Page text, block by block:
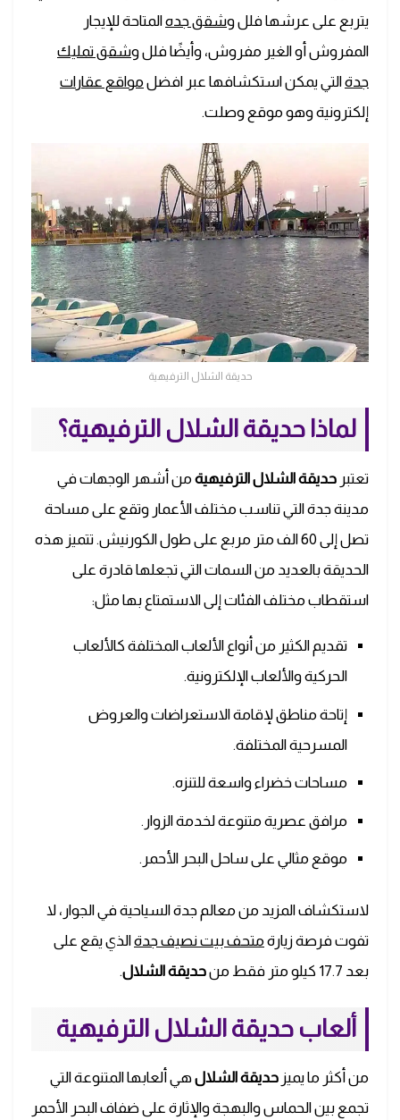
يتربع على عرشها فلل وشقق جدهالمتاحة للإيجار
المفروش أو الغير مفروش، وأيضًا فلل وشقق تمليك
جدةالتي يمكن استكشافها عبر افضل مواقع عقارات
إلكترونية وهو موقع وصلت.
حديقة الشلال الترفيهية
لماذا حديقة الشلال الترفيهية؟
تعتبر حديقة الشلال الترفيهية من أشهر الوجهات في
مدينة جدة التي تناسب مختلف الأعمار وتقع على مساحة
تصل إلى 60 الف متر مربع على طول الكورنيش. تتميز هذه
الحديقة بالعديد من السمات التي تجعلها قادرة على
استقطاب مختلف الفئات إلى الاستمتاع بها مثل:
تقديم الكثير من أنواع الألعاب المختلفة كالألعاب
الحركية والألعاب الإلكترونية.
إتاحة مناطق لإقامة الاستعراضات والعروض
المسرحية المختلفة.
مساحات خضراء واسعة للتنزه.
مرافق عصرية متنوعة لخدمة الزوار.
موقع مثالي على ساحل البحر الأحمر.
لاستكشاف المزيد من معالم جدة السياحية في الجوار، لا
تفوت فرصة زيارة متحف بيت نصيف جدةالذي يقع على
بعد 17.7 كيلو متر فقط من
حديقة الشلال.
ألعاب حديقة الشلال الترفيهية
من أكثر ما يميز حديقة الشلالهي ألعابها المتنوعة التي
تجمع بين الحماس والبهجة والإثارة على ضفاف البحر الأحمر